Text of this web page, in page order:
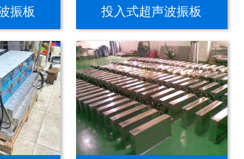
振板 投入式超声波振板